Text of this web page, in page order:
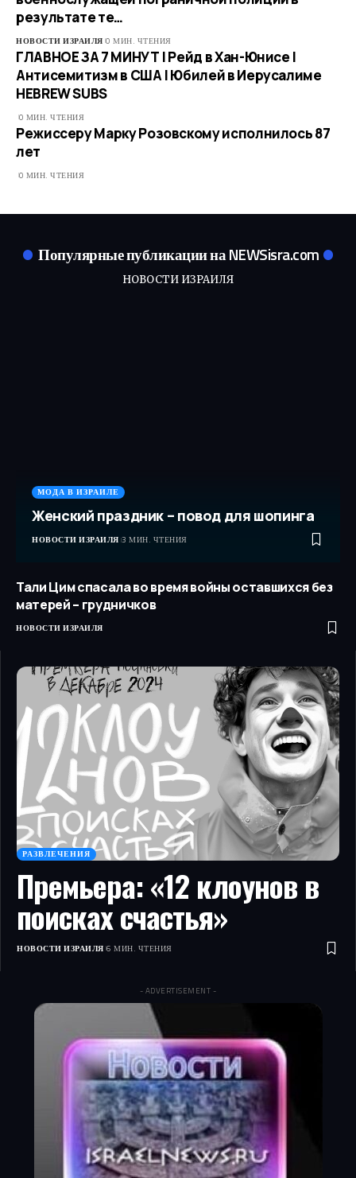
результате те…
НОВОСТИ ИЗРАИЛЯ 0 МИН. ЧТЕНИЯ
ГЛАВНОЕ ЗА 7 МИНУТ | Рейд в Хан-Юнисе |
Антисемитизм в США | Юбилей в Иерусалиме
HEBREW SUBS
0 МИН. ЧТЕНИЯ
Режиссеру Марку Розовскому исполнилось 87
лет
0 МИН. ЧТЕНИЯ
Популярные публикации на NEWSisra.com
НОВОСТИ ИЗРАИЛЯ
МОДА В ИЗРАИЛЕ
Женский праздник – повод для шопинга
НОВОСТИ ИЗРАИЛЯ 3 МИН. ЧТЕНИЯ
Тали Цим спасала во время войны оставшихся без
матерей – грудничков
НОВОСТИ ИЗРАИЛЯ
РАЗВЛЕЧЕНИЯ
Премьера: «12 клоунов в
поисках счастья»
НОВОСТИ ИЗРАИЛЯ 6 МИН. ЧТЕНИЯ
- ADVERTISEMENT -